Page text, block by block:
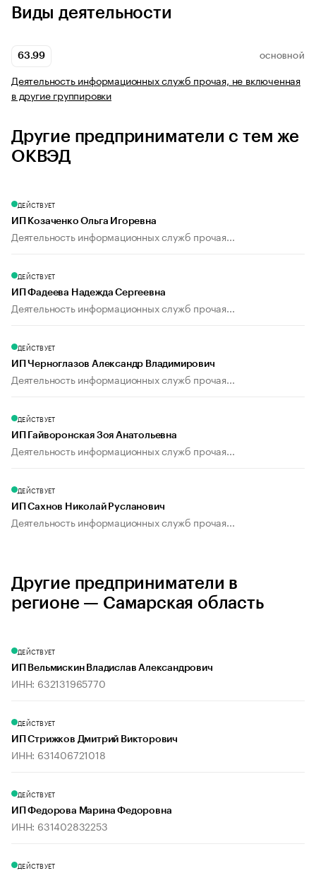
Виды деятельности
63.99 ОСНОВНОЙ
Деятельность информационных служб прочая, не включенная
в другие группировки
Другие предприниматели с тем же
ОКВЭД
ДЕЙСТВУЕТ
ИП Козаченко Ольга Игоревна
Деятельность информационных служб прочая...
ДЕЙСТВУЕТ
ИП Фадеева Надежда Сергеевна
Деятельность информационных служб прочая...
ДЕЙСТВУЕТ
ИП Черноглазов Александр Владимирович
Деятельность информационных служб прочая...
ДЕЙСТВУЕТ
ИП Гайворонская Зоя Анатольевна
Деятельность информационных служб прочая...
ДЕЙСТВУЕТ
ИП Сахнов Николай Русланович
Деятельность информационных служб прочая...
Другие предприниматели в
регионе — Самарская область
ДЕЙСТВУЕТ
ИП Вельмискин Владислав Александрович
ИНН: 632131965770
ДЕЙСТВУЕТ
ИП Стрижков Дмитрий Викторович
ИНН: 631406721018
ДЕЙСТВУЕТ
ИП Федорова Марина Федоровна
ИНН: 631402832253
ДЕЙСТВУЕТ